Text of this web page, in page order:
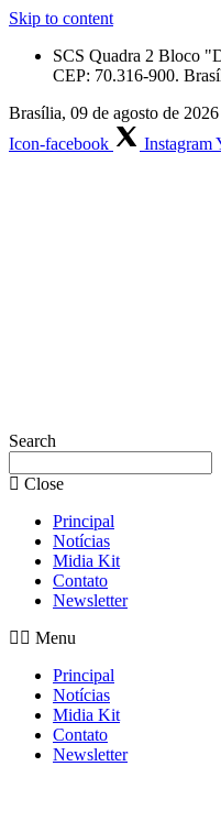
Skip to content
SCS Quadra 2 Bloco
CEP: 70.316-900.
Brasília, 09 de agosto de
Icon-facebook
Instagram
Search
Close
Principal
Notícias
Midia Kit
Contato
Newsletter
Menu
Principal
Notícias
Midia Kit
Contato
Newsletter